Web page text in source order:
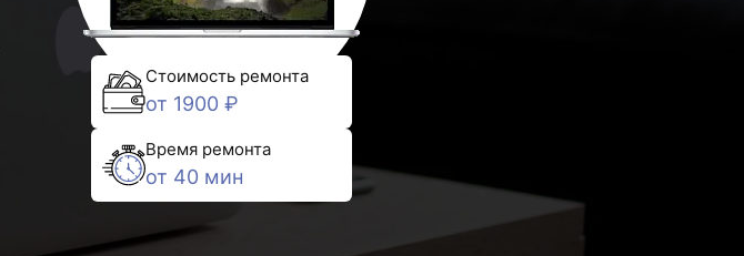
Стоимость ремонта
от 1900 ₽
Время ремонта
от 40 мин